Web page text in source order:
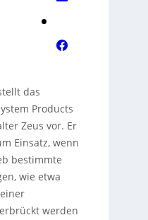
das
Products
Zeus vor. Er
Einsatz, wenn
bestimmte
wie etwa
werden